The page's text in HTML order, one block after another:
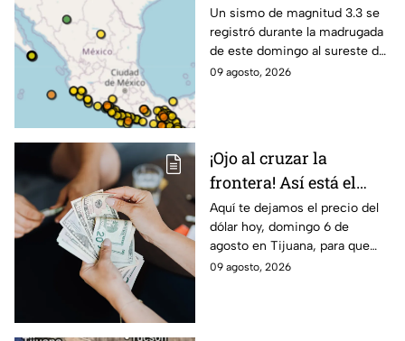
sacude zona cercana a
Tecate
Un sismo de magnitud 3.3 se
registró durante la madrugada
de este domingo al sureste de
Tecate, Baja California, sin
09 agosto, 2026
¡Ojo al cruzar la
frontera! Así está el
precio del dólar hoy 9
de agosto en Tijuana
Aquí te dejamos el precio del
dólar hoy, domingo 6 de
agosto en Tijuana, para que
agilices tus cambios, compras
09 agosto, 2026